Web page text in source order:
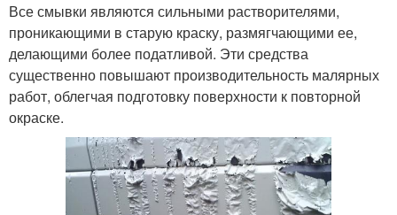
Все смывки являются сильными растворителями,
проникающими в старую краску, размягчающими ее,
делающими более податливой. Эти средства
существенно повышают производительность малярных
работ, облегчая подготовку поверхности к повторной
окраске.